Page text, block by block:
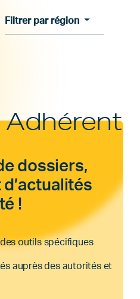
Filtrer par région
Adhérent
dossiers,
!
outils spécifiques
auprès des autorités et